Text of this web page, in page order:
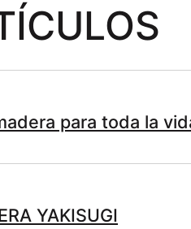
para toda la
YAKISUGI